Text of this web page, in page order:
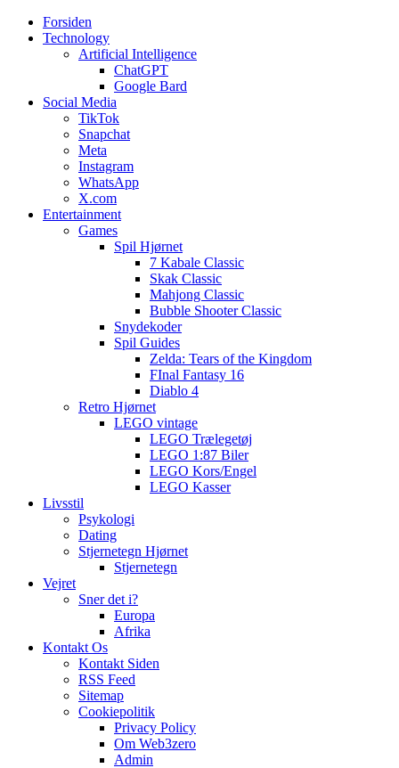
Web3zero.dk
Web3zero.dk
Forsiden
Technology
Artificial Intelligence
ChatGPT
Google Bard
Social Media
TikTok
Snapchat
Meta
Instagram
WhatsApp
X.com
Entertainment
Games
Spil Hjørnet
7 Kabale Classic
Skak Classic
Mahjong Classic
Bubble Shooter Classic
Snydekoder
Spil Guides
Zelda: Tears of the Kingdom
FInal Fantasy 16
Diablo 4
Retro Hjørnet
LEGO vintage
LEGO Trælegetøj
LEGO 1:87 Biler
LEGO Kors/Engel
LEGO Kasser
Livsstil
Psykologi
Dating
Stjernetegn Hjørnet
Stjernetegn
Vejret
Sner det i?
Europa
Afrika
Kontakt Os
Kontakt Siden
RSS Feed
Sitemap
Cookiepolitik
Privacy Policy
Om Web3zero
Admin